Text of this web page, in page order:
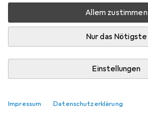
Allem zustimmen
Nur das Nötigste
Einstellungen
Impressum Datenschutzerklärung
Produktliste
EUR
475,55